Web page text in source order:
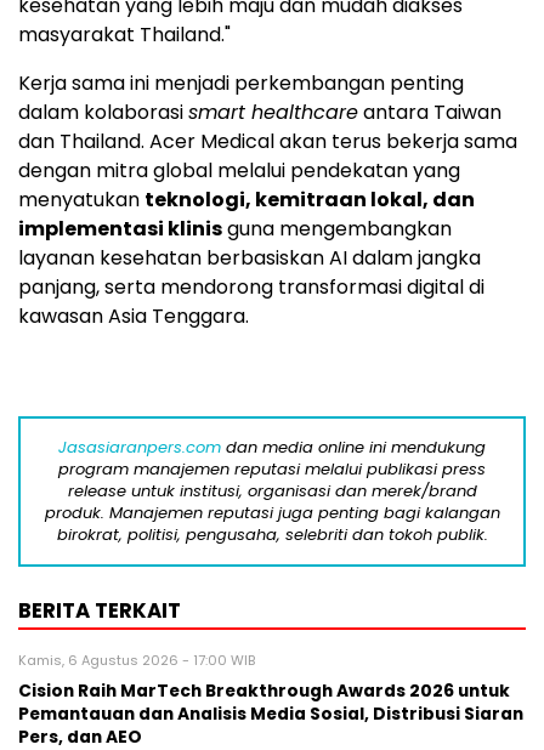
masyarakat Thailand."
Kerja sama ini menjadi perkembangan penting
dalam kolaborasismart healthcareantara Taiwan
dan Thailand. Acer Medical akan terus bekerja sama
dengan mitra global melalui pendekatan yang
menyatukan teknologi, kemitraan lokal, dan
implementasi klinisguna mengembangkan
layanan kesehatan berbasiskan AI dalam jangka
panjang, serta mendorong transformasi digital di
kawasan Asia Tenggara.
Jasasiaranpers.com dan media online ini mendukung
program manajemen reputasi melalui publikasi press
release untuk institusi, organisasi dan merek/brand
produk. Manajemen reputasi juga penting bagi kalangan
birokrat, politisi, pengusaha, selebriti dan tokoh publik.
BERITA TERKAIT
Kamis, 6 Agustus 2026 - 17:00 WIB
Cision Raih MarTech Breakthrough Awards 2026 untuk
Pemantauan dan Analisis Media Sosial, Distribusi Siaran
Pers, dan AEO